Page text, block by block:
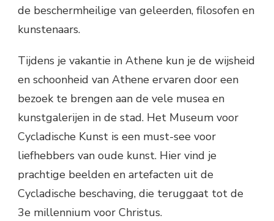
de beschermheilige van geleerden, filosofen en
kunstenaars.
Tijdens je vakantie in Athene kun je de wijsheid
en schoonheid van Athene ervaren door een
bezoek te brengen aan de vele musea en
kunstgalerijen in de stad. Het Museum voor
Cycladische Kunst is een must-see voor
liefhebbers van oude kunst. Hier vind je
prachtige beelden en artefacten uit de
Cycladische beschaving, die teruggaat tot de
3e millennium voor Christus.